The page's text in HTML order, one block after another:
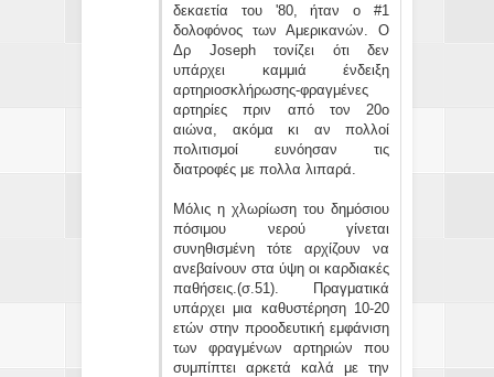
δεκαετία του '80, ήταν ο #1
δολοφόνος των Αμερικανών. Ο
Δρ Joseph τονίζει ότι δεν
υπάρχει καμμιά ένδειξη
αρτηριοσκλήρωσης-φραγμένες
αρτηρίες πριν από τον 20ο
αιώνα, ακόμα κι αν πολλοί
πολιτισμοί ευνόησαν τις
διατροφές με πολλα λιπαρά.
Μόλις η χλωρίωση του δημόσιου
πόσιμου νερού γίνεται
συνηθισμένη τότε αρχίζουν να
ανεβαίνουν στα ύψη οι καρδιακές
παθήσεις.(σ.51). Πραγματικά
υπάρχει μια καθυστέρηση 10-20
ετών στην προοδευτική εμφάνιση
των φραγμένων αρτηριών που
συμπίπτει αρκετά καλά με την